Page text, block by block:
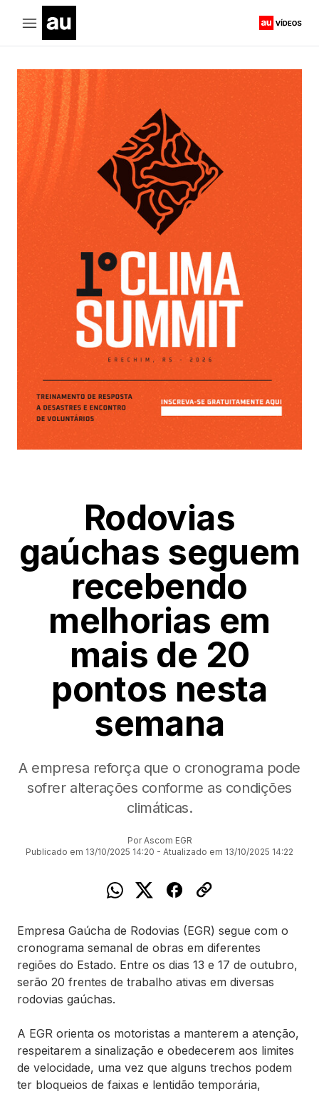
Rodovias
gaúchas seguem
recebendo
melhorias em
mais de 20
pontos nesta
semana
A empresa reforça que o cronograma pode
sofrer alterações conforme as condições
climáticas.
Por Ascom EGR
Publicado em 13/10/2025 14:20 - Atualizado em 13/10/2025 14:22
Empresa Gaúcha de Rodovias (EGR) segue com o
cronograma semanal de obras em diferentes
regiões do Estado. Entre os dias 13 e 17 de outubro,
serão 20 frentes de trabalho ativas em diversas
rodovias gaúchas.
A EGR orienta os motoristas a manterem a atenção,
respeitarem a sinalização e obedecerem aos limites
de velocidade, uma vez que alguns trechos podem
ter bloqueios de faixas e lentidão temporária,